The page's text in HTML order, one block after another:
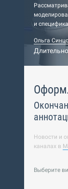
и
Ольга
Новости и
каналах в
Выберите